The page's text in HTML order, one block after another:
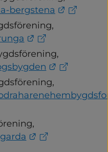
bergstena
Länk till
Länk till annan
Länk till
Länk till annan